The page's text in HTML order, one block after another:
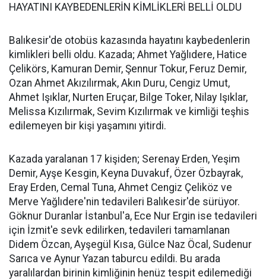
HAYATINI KAYBEDENLERİN KİMLİKLERİ BELLİ OLDU
Balıkesir'de otobüs kazasında hayatını kaybedenlerin
kimlikleri belli oldu. Kazada; Ahmet Yağlıdere, Hatice
Çelikörs, Kamuran Demir, Şennur Tokur, Feruz Demir,
Ozan Ahmet Akızılırmak, Akın Duru, Cengiz Umut,
Ahmet Işıklar, Nurten Eruçar, Bilge Toker, Nilay Işıklar,
Melissa Kızılırmak, Sevim Kızılırmak ve kimliği teşhis
edilemeyen bir kişi yaşamını yitirdi.
Kazada yaralanan 17 kişiden; Serenay Erden, Yeşim
Demir, Ayşe Kesgin, Keyna Duvakuf, Özer Özbayrak,
Eray Erden, Cemal Tuna, Ahmet Cengiz Çeliköz ve
Merve Yağlıdere'nin tedavileri Balıkesir'de sürüyor.
Göknur Duranlar İstanbul'a, Ece Nur Ergin ise tedavileri
için İzmit'e sevk edilirken, tedavileri tamamlanan
Didem Özcan, Ayşegül Kısa, Gülce Naz Öcal, Sudenur
Sarıca ve Aynur Yazan taburcu edildi. Bu arada
yaralılardan birinin kimliğinin henüz tespit edilemediği